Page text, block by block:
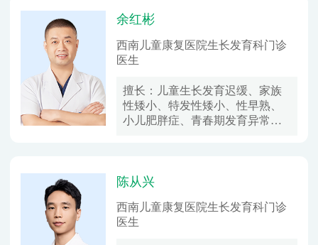
余红彬
西南儿童康复医院生长发育科门诊
医生
擅长：
儿童生长发育迟缓、家族
性矮小、特发性矮小、性早熟、
小儿肥胖症、青春期发育异常等
陈从兴
西南儿童康复医院生长发育科门诊
医生